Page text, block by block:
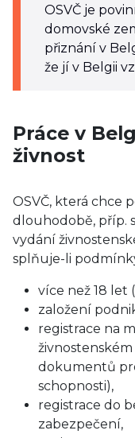
OSVČ je
domovské
přiznání v
že jí v Belgii
Práce v
živnost
OSVČ, která chce
dlouhodobě, příp.
vydání
splňuje-li
více než 18 let
založení
registrace na
dokumentů
schopnosti),
registrace do
zabezpečení,